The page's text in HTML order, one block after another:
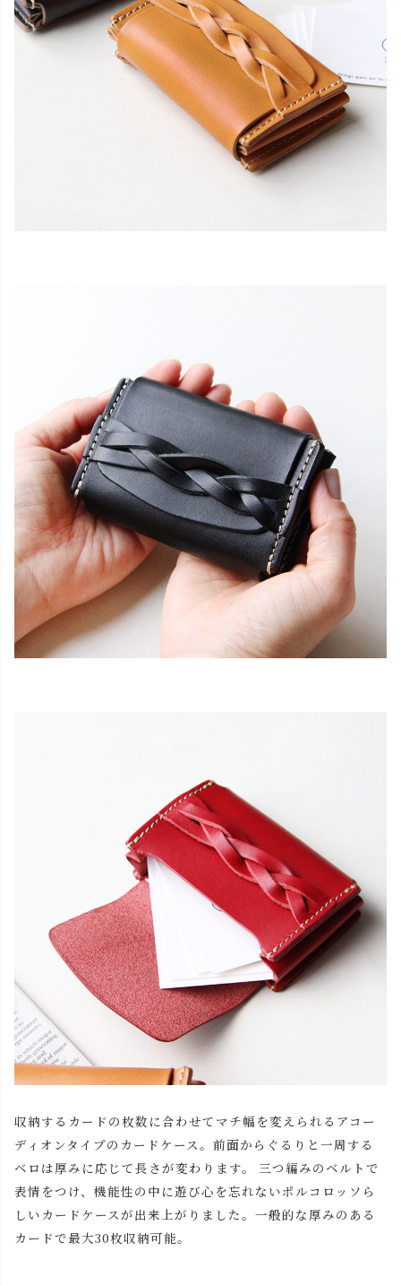
収納するカードの枚数に合わせてマチ幅を変えられるアコー
ディオンタイプのカードケース。前面からぐるりと一周する
ベロは厚みに応じて長さが変わります。 三つ編みのベルトで
表情をつけ、機能性の中に遊び心を忘れないポルコロッソら
しいカードケースが出来上がりました。一般的な厚みのある
カードで最大30枚収納可能。